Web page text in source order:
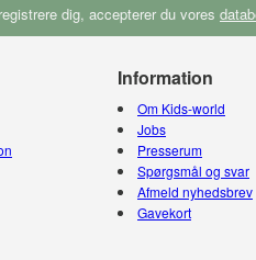
dig, accepterer du vores
Information
Om Kids-world
Jobs
Presserum
Spørgsmål og svar
Afmeld nyhedsbrev
Gavekort